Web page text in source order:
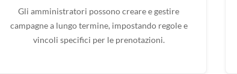
Gli amministratori possono creare e gestire
campagne a lungo termine, impostando regole e
vincoli specifici per le prenotazioni.